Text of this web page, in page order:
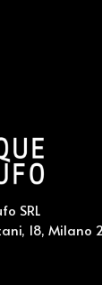
SRL
18, Milano